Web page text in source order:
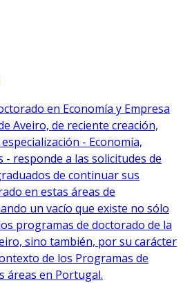
en Economía y Empresa
Aveiro, de reciente creación,
- Economía,
- responde a las solicitudes de
de continuar sus
en estas áreas de
un vacío que existe no sólo
programas de doctorado de la
sino también, por su carácter
de los Programas de
áreas en Portugal.